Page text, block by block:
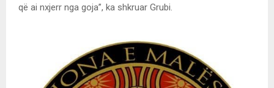
që ai nxjerr nga goja”, ka shkruar Grubi.